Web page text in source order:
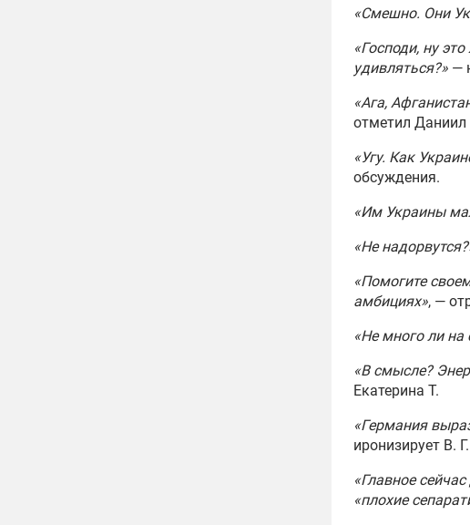
«Смешно. Они
«Господи, ну
удивляться?» —
«Ага,
отметил
«Угу. Как
обсуждения.
«Им Украины
«Не
«Помогите
амбициях», —
«Не много ли на
«В смысле?
Екатерина Т.
«Германия
иронизирует В. Г.
«Главное
«плохие